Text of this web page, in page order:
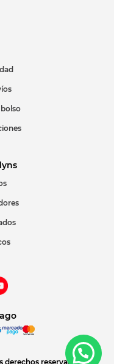
derechos reservados